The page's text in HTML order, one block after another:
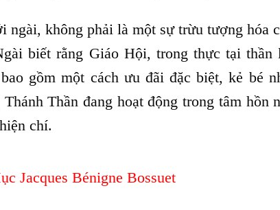
không phải là một sự trừu tượng hóa
biết rằng Giáo Hội, trong thực tại
gồm một cách ưu đãi đặc biệt, kẻ bé
Thần đang hoạt động trong tâm hồn
chí.
Jacques Bénigne Bossuet